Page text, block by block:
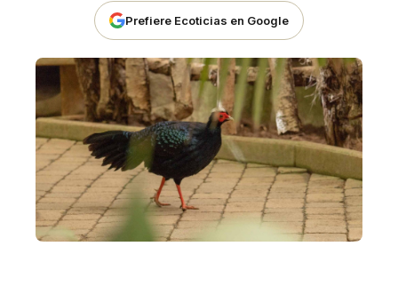
Prefiere Ecoticias en Google